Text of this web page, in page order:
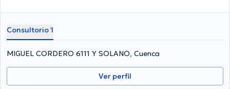
Consultorio 1
MIGUEL CORDERO 6111 Y SOLANO, Cuenca
Ver perfil